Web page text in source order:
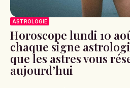
ASTROLOGIE
Horoscope lundi 10
chaque signe
que les astres vous
aujourd’hui